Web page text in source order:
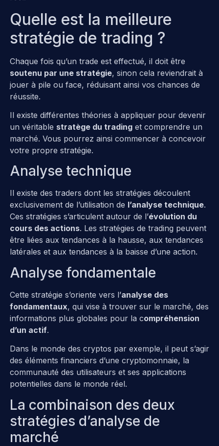
Quelle est la meilleure
stratégie de trading ?
Chaque fois qu’un trade est effectué, il doit être
soutenu par une stratégie, sinon cela reviendrait à
jouer à pile ou face, réduisant ainsi vos chances de
réussite.
Il existe différentes théories à appliquer pour devenir
un véritable stratège du trading et comprendre un
marché. Vous pourrez ainsi commencer à concevoir
votre propre stratégie.
Analyse technique
Il existe des traders dont les stratégies découlent
exclusivement de l’utilisation de l’analyse technique.
Ces stratégies s’articulent autour de l’évolution du
cours des actions. Les stratégies de trading peuvent
être liées aux tendances à la hausse, aux tendances
latérales et aux tendances à la baisse d’une action.
Analyse fondamentale
Cette stratégie s’oriente vers l’analyse des
fondamentaux, qui vise à trouver sur le marché, des
informations plus globales pour la compréhension
d’un actif.
Dans le monde des cryptos par exemple, il peut s’agir
des éléments financiers d’une cryptomonnaie, la
communauté des utilisateurs et ses applications
potentielles dans le monde réel.
La combinaison des deux
stratégies d’analyse de
marché